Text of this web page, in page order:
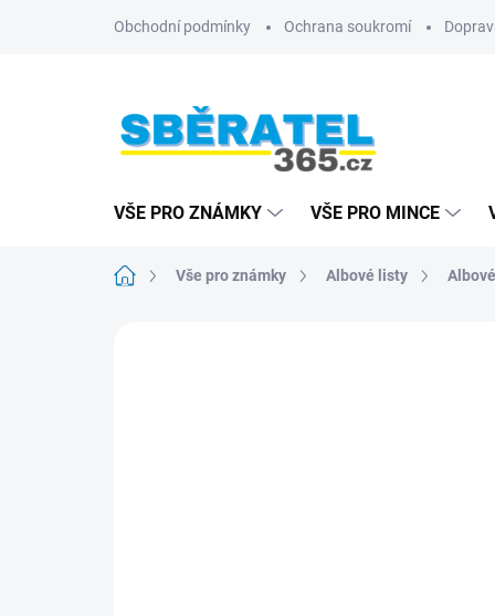
Obchodní podmínky Ochrana soukromí
VŠE PRO ZNÁMKY VŠE PRO MINCE
Domů Vše pro známky Albové listy